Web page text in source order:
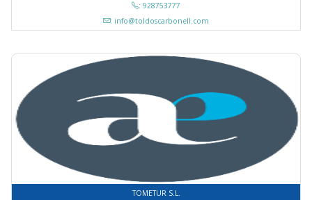
: 928753777
: info@toldoscarbonell.com
TOMETUR S.L.